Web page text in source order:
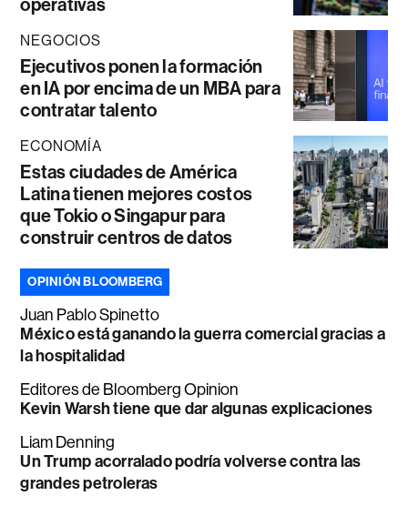
NEGOCIOS
Ejecutivos ponen la formación
en IA por encima de un MBA para
contratar talento
ECONOMÍA
Estas ciudades de América
Latina tienen mejores costos
que Tokio o Singapur para
construir centros de datos
OPINIÓN BLOOMBERG
Juan Pablo Spinetto
México está ganando la guerra comercial gracias a
la hospitalidad
Editores de Bloomberg Opinion
Kevin Warsh tiene que dar algunas explicaciones
Liam Denning
Un Trump acorralado podría volverse contra las
grandes petroleras